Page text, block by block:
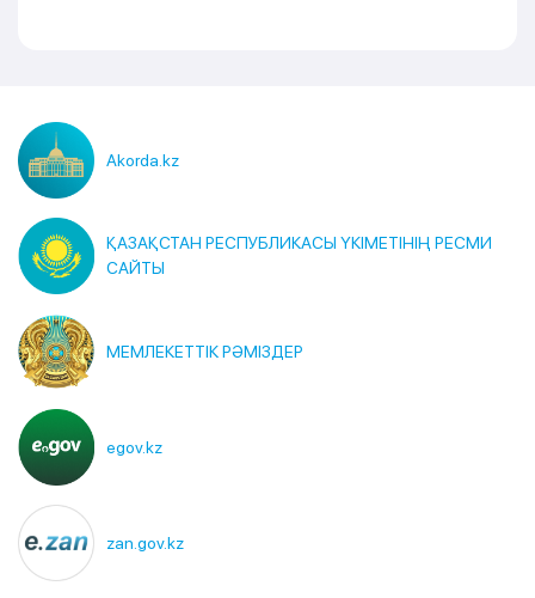
Akorda.kz
ҚАЗАҚСТАН РЕСПУБЛИКАСЫ ҮКІМЕТІНІҢ РЕСМИ
САЙТЫ
МЕМЛЕКЕТТІК РӘМІЗДЕР
egov.kz
zan.gov.kz